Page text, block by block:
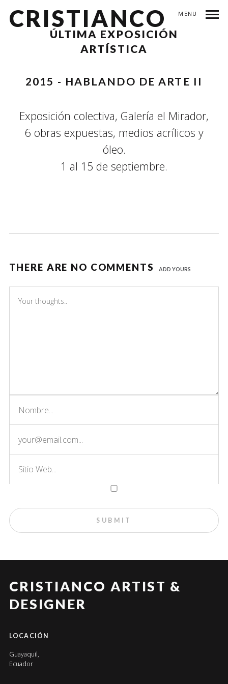
CRISTIANCO MENU
ÚLTIMA EXPOSICIÓN
ARTÍSTICA
2015 - HABLANDO DE ARTE II
Exposición colectiva, Galería el Mirador,
6 obras expuestas, medios acrílicos y
óleo.
1 al 15 de septiembre.
THERE ARE NO COMMENTS ADD YOURS
CRISTIANCO ARTIST &
DESIGNER
LOCACIÓN
Guayaquil,
Ecuador